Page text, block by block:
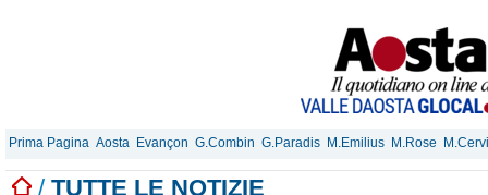
Prima Pagina Aosta Evançon G.Combin G.Paradis M.Emilius M.Rose
/ TUTTE LE NOTIZIE